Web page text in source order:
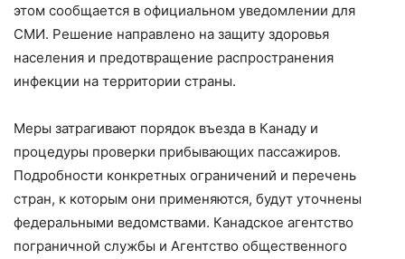
этом сообщается в официальном уведомлении для
СМИ. Решение направлено на защиту здоровья
населения и предотвращение распространения
инфекции на территории страны.
Меры затрагивают порядок въезда в Канаду и
процедуры проверки прибывающих пассажиров.
Подробности конкретных ограничений и перечень
стран, к которым они применяются, будут уточнены
федеральными ведомствами. Канадское агентство
пограничной службы и Агентство общественного